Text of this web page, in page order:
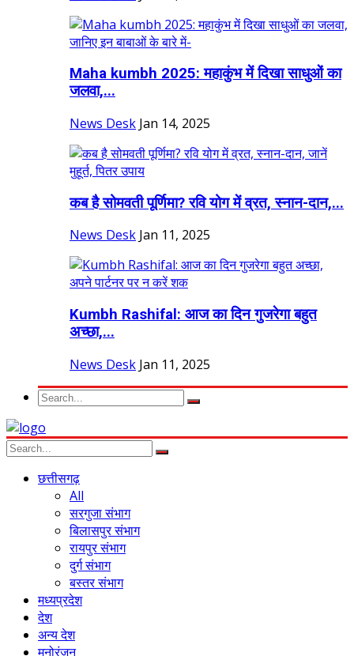
Maha kumbh 2025: महाकुंभ में दिखा साधुओं का
जलवा,...
News Desk Jan 14, 2025
कब है सोमवती पूर्णिमा? रवि योग में व्रत, स्नान-दान,...
News Desk Jan 11, 2025
Kumbh Rashifal: आज का दिन गुजरेगा बहुत
अच्छा,...
News Desk Jan 11, 2025
छत्तीसगढ़
All
सरगुजा संभाग
बिलासपुर संभाग
रायपुर संभाग
दुर्ग संभाग
बस्तर संभाग
मध्यप्रदेश
देश
अन्य देश
मनोरंजन